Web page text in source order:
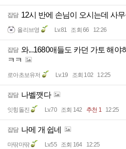
잡담 12시 반에 손님이 오시는데 사
올리브영 Lv.81 조회 66 12:26
잡담 와...1680애들도 카던 가토 해야
ㅋㅋ
로아초보유저 Lv.19 조회 102 12:25
잡담 나벨깻다
잇힝돌진 Lv.70 조회 142 추천 1 12:25
잡담 나메 개 쉽네
마딲마딲 Lv.55 조회 164 12:25